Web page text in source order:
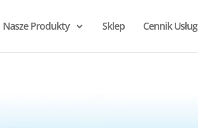
Nasze Produkty Sklep Cennik Usług